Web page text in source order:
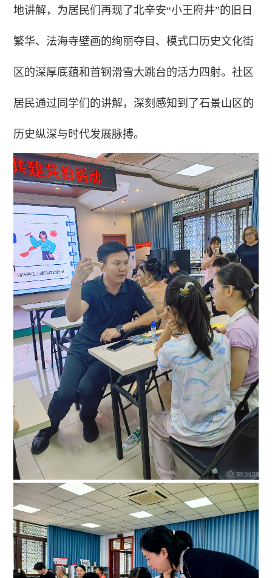
地讲解，为居民们再现了北辛安“小王府井”的旧日
繁华、法海寺壁画的绚丽夺目、模式口历史文化街
区的深厚底蕴和首钢滑雪大跳台的活力四射。社区
居民通过同学们的讲解，深刻感知到了石景山区的
历史纵深与时代发展脉搏。